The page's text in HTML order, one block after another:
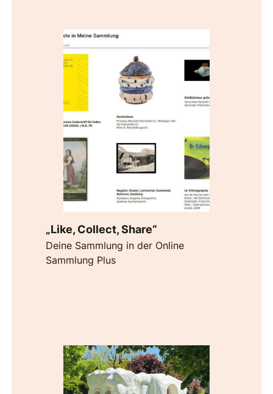
„Like, Collect, Share“
Deine Sammlung in der Online
Sammlung Plus